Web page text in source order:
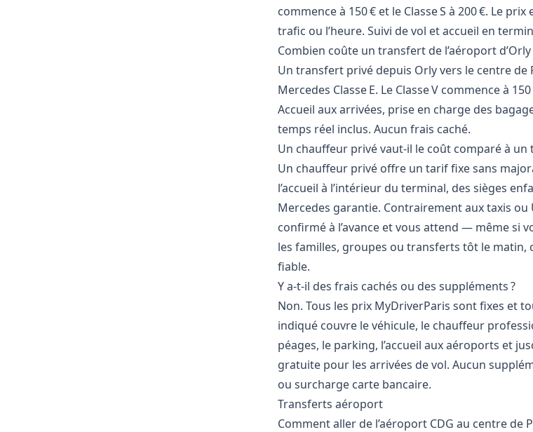
commence à 150 € et le Classe S à 200 €. Le
trafic ou l’heure. Suivi de vol et accueil en
Combien coûte un transfert de l’aéroport d’Orly
Un transfert privé depuis Orly vers le centre de
Mercedes Classe E. Le Classe V commence à 150
Accueil aux arrivées, prise en charge des
temps réel inclus. Aucun frais caché.
Un chauffeur privé vaut-il le coût comparé à un
Un chauffeur privé offre un tarif fixe sans
l’accueil à l’intérieur du terminal, des sièges
Mercedes garantie. Contrairement aux taxis
confirmé à l’avance et vous attend — même si
les familles, groupes ou transferts tôt le matin,
fiable.
Y a-t-il des frais cachés ou des suppléments ?
Non. Tous les prix MyDriverParis sont fixes et
indiqué couvre le véhicule, le chauffeur
péages, le parking, l’accueil aux aéroports et
gratuite pour les arrivées de vol. Aucun
ou surcharge carte bancaire.
Transferts aéroport
Comment aller de l’aéroport CDG au centre de